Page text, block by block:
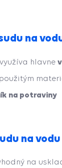
na
hlavne
na potraviny
na
na